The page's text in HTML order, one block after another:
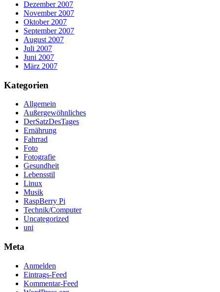
Dezember 2007
November 2007
Oktober 2007
September 2007
August 2007
Juli 2007
Juni 2007
März 2007
Kategorien
Allgemein
Außergewöhnliches
DerSatzDesTages
Ernährung
Fahrrad
Foto
Fotografie
Gesundheit
Lebensstil
Linux
Musik
RaspBerry Pi
Technik/Computer
Uncategorized
uni
Meta
Anmelden
Eintrags-Feed
Kommentar-Feed